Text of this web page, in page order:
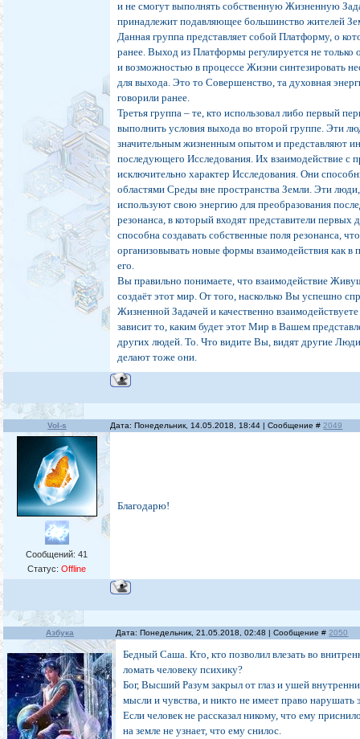
и не смогут выполнять собственную Жизненную
принадлежит подавляющее большинство жителей
Данная группа представляет собой Платформу, о
ранее. Выход из Платформы регулируется не только
и возможностью в процессе Жизни синтезировать
для выхода. Это то Совершенство, та духовная
говорили ранее.
Третья группа – те, кто использовал либо первый
выполнить условия выхода во второй группе. Эти
значительным жизненным опытом и представляют
последующего Исследования. Их взаимодействие с
исключительно характер Исследования. Они
областями Среды вне пространства Земли. Эти
используют свою энергию для преобразования
резонанса, в который входят представители первых
способна создавать собственные поля резонанса,
организовывать новые формы взаимодействия как в
его.
Вы правильно понимаете, что взаимодействие
создаёт этот мир. От того, насколько Вы успешно
Жизненной Задачей и качественно
зависит то, каким будет этот Мир в Вашем
других людей. То. Что видите Вы, видят другие
делают тоже они.
Vol-s Дата: Понедельник, 14.05.2018, 18:44 | Сообщение #2049
Сообщений:41
Статус:Offline
Благодарю!
Азбука Дата: Понедельник, 21.05.2018, 02:48 | Сообщение #2050
Бедный Саша. Кто, кто позволил влезать во
ломать человеку психику?
Бог, Высший Разум закрыл от глаз и ушей
мысли и чувства, и никто не имеет право нарушать
Если человек не рассказал никому, что ему
на земле не узнает, что ему снилос.